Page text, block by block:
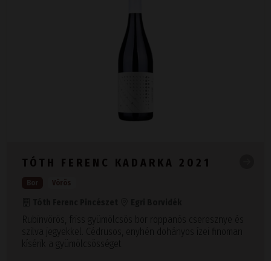
TÓTH FERENC KADARKA 2021
Rubinvörös, friss gyümölcsös bor roppanós cseresznye és
szilva jegyekkel. Cédrusos, enyhén dohányos ízei finoman
kísérik a gyümölcsösséget